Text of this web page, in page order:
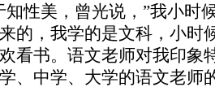
知性美，曾光说，”我小时
的，我学的是文科，小时
看书。语文老师对我印象
、中学、大学的语文老师